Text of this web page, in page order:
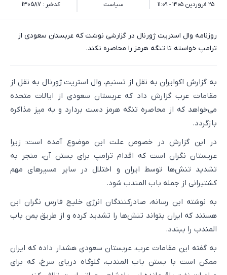
۲۵ فروردین ۱۴۰۵ - ۱۱:۰۹ سیاست کدخبر : 130587
روزنامه وال استریت ژورنال در گزارشی نوشت که عربستان سعودی از
ترامپ خواسته تا تنگه هرمز را محاصره نکند.
به گزارش اکوایران به نقل از تسنیم، وال استریت ژورنال به نقل از
مقامات عرب گزارش داد که عربستان سعودی از ایالات متحده
می‌خواهد که از محاصره تنگه هرمز دست بردارد و به میز مذاکره
بازگردد.
در این گزارش در خصوص علت این موضوع آمده است: زیرا
عربستان نگران است که اقدام ترامپ برای بستن آن، منجر به
تشدید تنش‌ها توسط ایران و اختلال در سایر مسیرهای مهم
کشتیرانی از جمله باب المندب شود.
به نوشته این رسانه، صادرکنندگان انرژی خلیج فارس نگران این
هستند که ایران بتواند تنش‌ها را تشدید کرده و از طریق یمن باب
المندب را ببندد.
به گفته این مقامات عرب، عربستان سعودی هشدار داده که ایران
ممکن است با بستن باب المندب، گلوگاه دریای سرخ، که برای